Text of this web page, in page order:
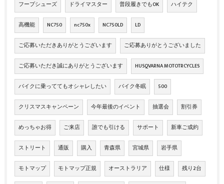
フープシューズ ドライマスター 普段履きでもOK ハイテク
高機能 NC750 nc750x NC750LD LD
ご応募いただきありがとうございます ご応募ありがとうございました
ご応募いただき誠にありがとうございます HUSQVARNA MOTOTRCYCLES
バイクに乗っててもオシャレしたい バイク冬眠 500
クリスマスキャンペーン 今年最後のイベント 抽選会 割引券
めっちゃお得 ご来店 誰でも引ける サポート 新車ご成約
ストリート 通販 購入 青森県 宮城県 岩手県
モトマップ モトマップ正規 オーストラリア 仕様 残り2台